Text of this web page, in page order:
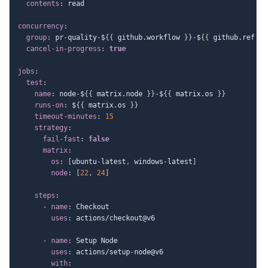
contents : read
concurrency:
group: pr-quality-${ { github.workflow } } -${ { github.ref
cancel-in-progress : true
jobs :
test :
name: node-${ { matrix.node } } -${ { matrix.os } }
runs-on: ${ { matrix.os } }
timeout-minutes :
15
strategy:
fail-fast :
false
matrix:
os : ubuntu- latest , windows - latest
node: 22, 24
steps :
-
name:
Checkout
uses : actions/checkout@v6
- name:
Setup Node
uses : actions/setup-node@v6
with: